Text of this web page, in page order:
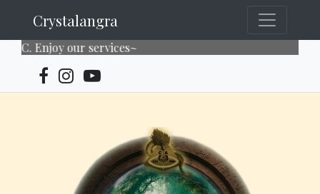
Crystalangra
Enjoy our services~